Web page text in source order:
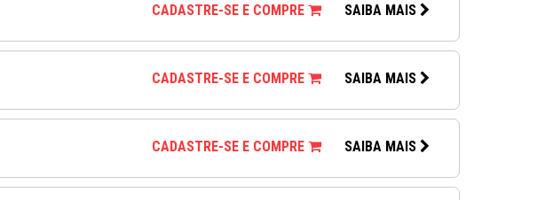
CADASTRE-SE E COMPRE SAIBA MAIS
CADASTRE-SE E COMPRE SAIBA MAIS
CADASTRE-SE E COMPRE SAIBA MAIS